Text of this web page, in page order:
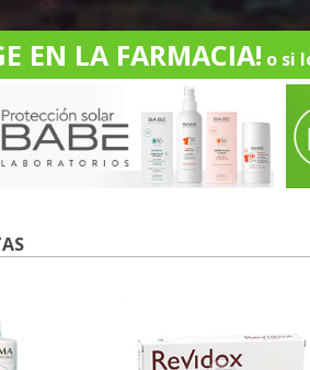
EN LA FARMACIA! o si